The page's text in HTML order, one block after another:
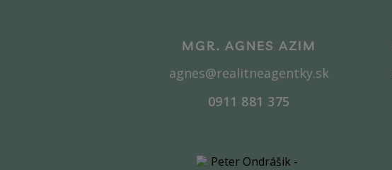
MGR. AGNES AZIM
agnes@realitneagentky.sk
0911 881 375